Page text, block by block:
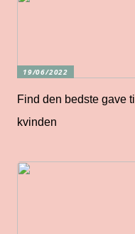
19/06/2022
Find den bedste gave til
kvinden